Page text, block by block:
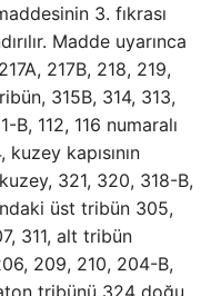
3. fıkrası
Madde uyarınca
217B, 218, 219,
315B, 314, 313,
B, 112, 116 numaralı
kuzey kapısının
321, 320, 318-B,
üst tribün 305,
311, alt tribün
209, 210, 204-B,
tribünü 324 doğu,